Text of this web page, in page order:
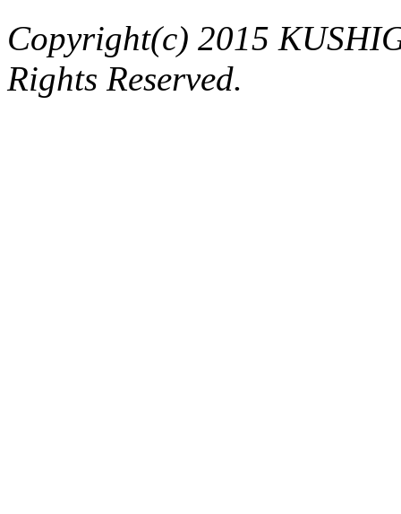
Copyright(c) 2015
Rights Reserved.